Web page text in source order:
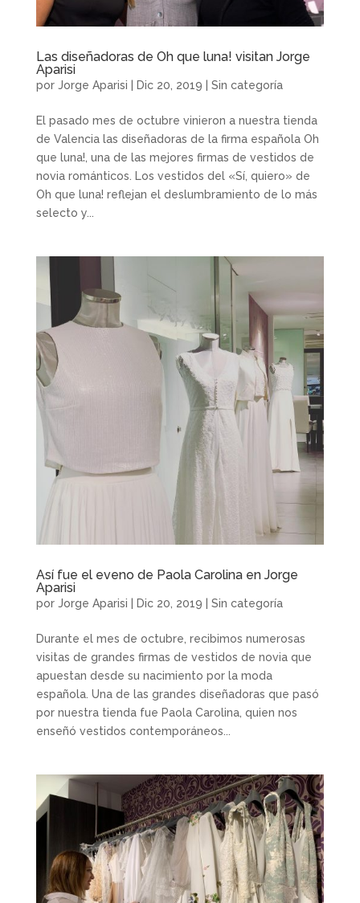
Las diseñadoras de Oh que luna! visitan Jorge
Aparisi
por Jorge Aparisi Dic 20, 2019 Sin categoría
El pasado mes de octubre vinieron a nuestra tienda
de Valencia las diseñadoras de la firma española Oh
que luna!, una de las mejores firmas de vestidos de
novia románticos. Los vestidos del «Sí, quiero» de
Oh que luna! reflejan el deslumbramiento de lo más
selecto y...
Así fue el eveno de Paola Carolina en Jorge
Aparisi
por Jorge Aparisi | Dic 20, 2019 | Sin categoría
Durante el mes de octubre, recibimos numerosas
visitas de grandes firmas de vestidos de novia que
apuestan desde su nacimiento por la moda
española. Una de las grandes diseñadoras que pasó
por nuestra tienda fue Paola Carolina, quien nos
enseñó vestidos contemporáneos...